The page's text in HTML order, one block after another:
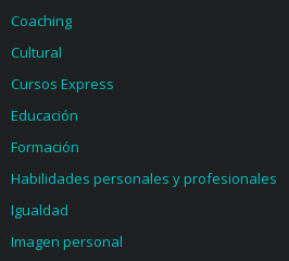
Coaching
Cultural
Cursos Express
Educación
Formación
Habilidades personales y profesionales
Igualdad
Imagen personal